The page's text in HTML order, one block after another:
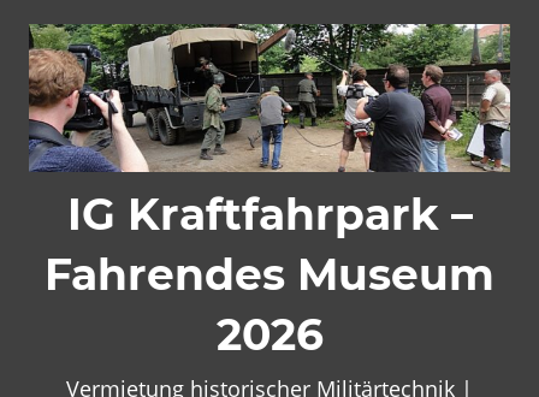
Inhalt
springen
IG Kraftfahrpark –
Fahrendes Museum
2026
Vermietung historischer Militärtechnik |